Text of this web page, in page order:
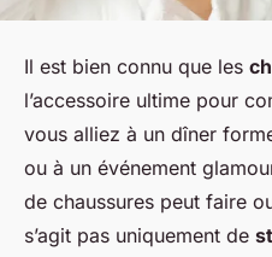
Il est bien connu que les
l’accessoire ultime pour
vous alliez à un dîner
ou à un événement
de chaussures peut faire
s’agit pas uniquement de